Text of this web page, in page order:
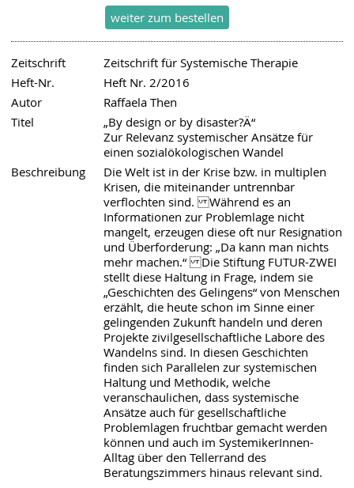
Zeitschrift
Zeitschrift für Systemische Therapie
Heft-Nr.
Heft Nr. 2/2016
Autor
Raffaela Then
Titel
„By design or by disaster?Ä“
Zur Relevanz systemischer Ansätze für
einen sozialökologischen Wandel
Beschreibung
Die Welt ist in der Krise bzw. in multiplen
Krisen, die miteinander untrennbar
verflochten sind. Während es an
Informationen zur Problemlage nicht
mangelt, erzeugen diese oft nur Resignation
und Überforderung: „Da kann man nichts
mehr machen.“ Die Stiftung FUTUR-ZWEI
stellt diese Haltung in Frage, indem sie
„Geschichten des Gelingens“ von Menschen
erzählt, die heute schon im Sinne einer
gelingenden Zukunft handeln und deren
Projekte zivilgesellschaftliche Labore des
Wandelns sind. In diesen Geschichten
finden sich Parallelen zur systemischen
Haltung und Methodik, welche
veranschaulichen, dass systemische
Ansätze auch für gesellschaftliche
Problemlagen fruchtbar gemacht werden
können und auch im SystemikerInnen-
Alltag über den Tellerrand des
Beratungszimmers hinaus relevant sind.